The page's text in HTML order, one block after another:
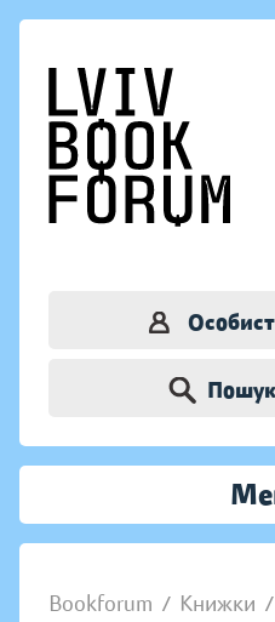
Пошук
Bookforum / Книжки /